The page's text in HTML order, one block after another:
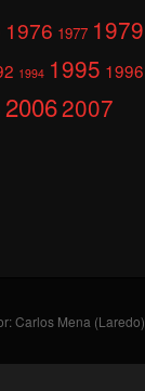
1976 1977 1979
1994 1995 1996
20062007
Carlos Mena (Laredo)